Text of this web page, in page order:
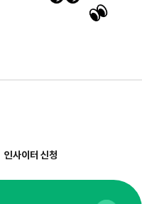
인사이터 신청